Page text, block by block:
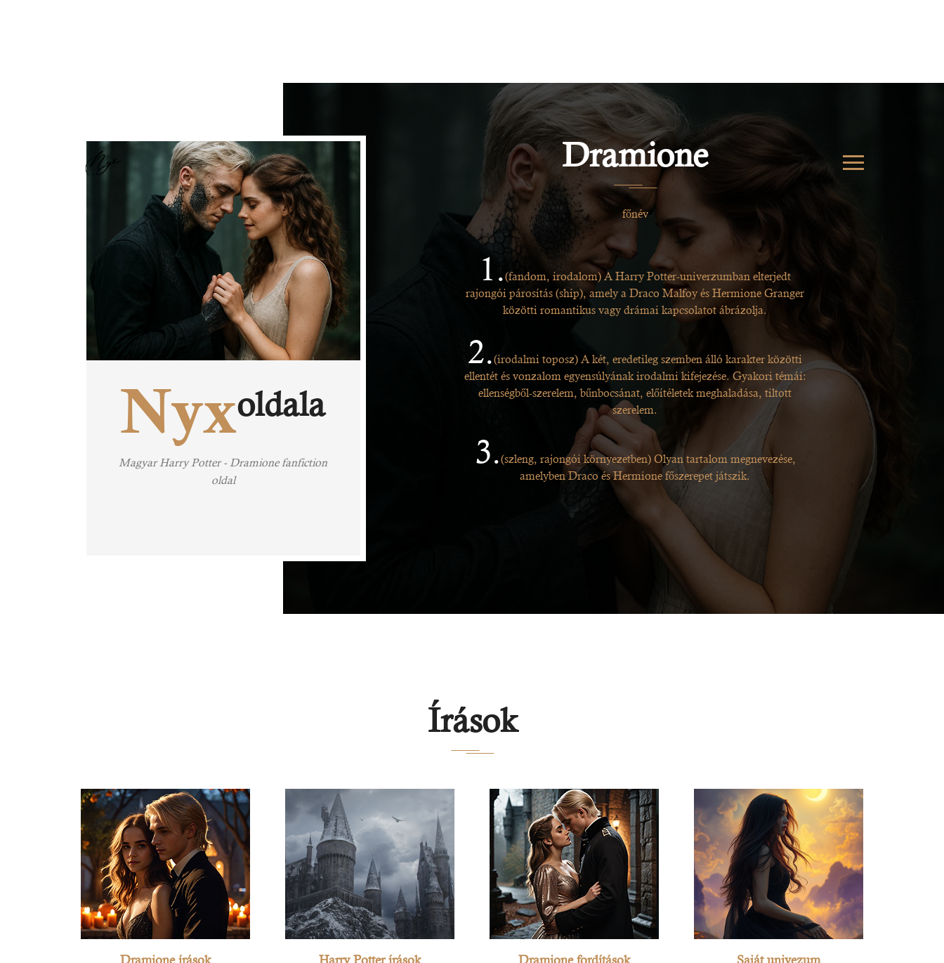
Nyxoldala
Magyar Harry Potter - Dramione fanfiction
oldal
Dramione
főnév
>
1.(fandom, irodalom) A Harry Potter-univerzumban elterjedt
rajongói párosítás (ship), amely a Draco Malfoy és Hermione Granger
közötti romantikus vagy drámai kapcsolatot ábrázolja.
2.(irodalmi toposz) A két, eredetileg szemben álló karakter közötti
ellentét és vonzalom egyensúlyának irodalmi kifejezése. Gyakori témái:
ellenségből-szerelem, bűnbocsánat, előítéletek meghaladása, tiltott
szerelem.
3.(szleng, rajongói környezetben) Olyan tartalom megnevezése,
amelyben Draco és Hermione főszerepet játszik.
Írások
Dramione írások Harry Potter írások Dramione fordítások Saját univezum